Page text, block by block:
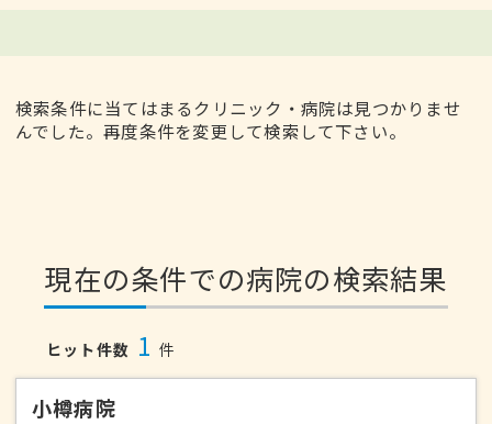
検索条件に当てはまるクリニック・病院は見つかりませ
んでした。再度条件を変更して検索して下さい。
現在の条件での病院の検索結果
ヒット件数 1 件
小樽病院